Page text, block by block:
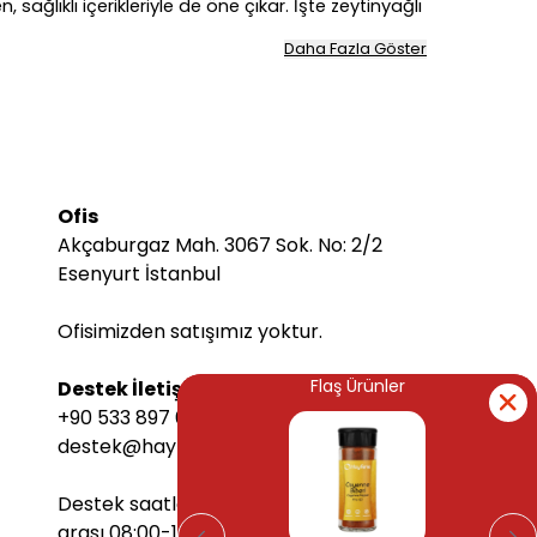
içerikleriyle de öne çıkar. İşte zeytinyağlı
ve lezzetini katlayabilirsiniz.
kullanılan baharatları saklama
ve katkısız gerçek baharatları
mutfağınıza katkısız ve taze
Daha Fazla Göster
Ofis
Akçaburgaz Mah. 3067 Sok. No: 2/2
Esenyurt İstanbul
Ofisimizden satışımız yoktur.
Destek İletişim Bilgileri
+90 533 897 6068
destek@hayfene.com
Destek saatlerimiz Pazartesi-Cuma
Flaş Ürünler
Flaş Ürünler